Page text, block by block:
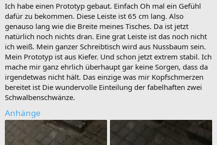
Ich habe einen Prototyp gebaut. Einfach Oh mal ein Gefühl
dafür zu bekommen. Diese Leiste ist 65 cm lang. Also
genauso lang wie die Breite meines Tisches. Da ist jetzt
natürlich noch nichts dran. Eine grat Leiste ist das noch nicht
ich weiß. Mein ganzer Schreibtisch wird aus Nussbaum sein.
Mein Prototyp ist aus Kiefer. Und schon jetzt extrem stabil. Ich
mache mir ganz ehrlich überhaupt gar keine Sorgen, dass da
irgendetwas nicht hält. Das einzige was mir Kopfschmerzen
bereitet ist Die wundervolle Einteilung der fabelhaften zwei
Schwalbenschwänze.
Anhänge